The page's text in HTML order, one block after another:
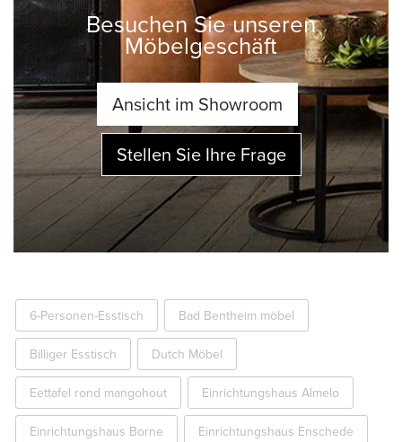
Besuchen Sie unseren
Möbelgeschäft
Ansicht im Showroom
Stellen Sie Ihre Frage
6-Personen-Esstisch Bad Bentheim möbel
Billiger Esstisch Dutch Möbel
Eettafel rond mangohout Einrichtungshaus Almelo
Einrichtungshaus Borne Einrichtungshaus Enschede